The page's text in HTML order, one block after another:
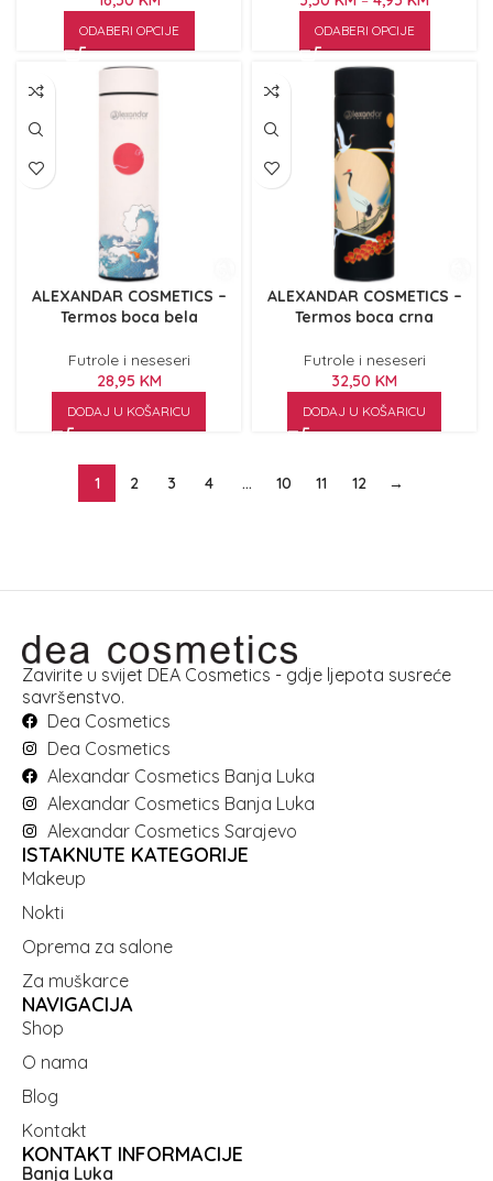
ODABERI OPCIJE ODABERI OPCIJE
ALEXANDAR COSMETICS –
Termos boca bela
Futrole i neseseri
28,95 KM
DODAJ U KOŠARICU
ALEXANDAR COSMETICS –
Termos boca crna
Futrole i neseseri
32,50 KM
DODAJ U KOŠARICU
1 2 3 4 … 10 11 12 →
Zavirite u svijet DEA Cosmetics - gdje ljepota susreće
savršenstvo.
Dea Cosmetics
Dea Cosmetics
Alexandar Cosmetics Banja Luka
Alexandar Cosmetics Banja Luka
Alexandar Cosmetics Sarajevo
ISTAKNUTE KATEGORIJE
Makeup
Nokti
Oprema za salone
Za muškarce
NAVIGACIJA
Shop
O nama
Blog
Kontakt
KONTAKT INFORMACIJE
Banja Luka